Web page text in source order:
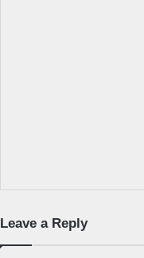
Leave a Reply